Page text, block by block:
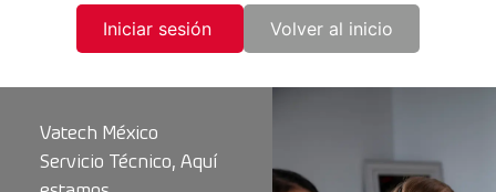
Iniciar sesión Volver al inicio
Vatech México
Servicio Técnico, Aquí
estamos